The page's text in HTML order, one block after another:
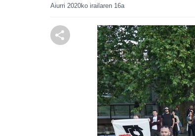
Aiurri 2020ko irailaren 16a